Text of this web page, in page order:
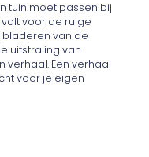
tuin moet passen bij
voor de ruige
bladeren van de
uitstraling van
verhaal. Een verhaal
voor je eigen